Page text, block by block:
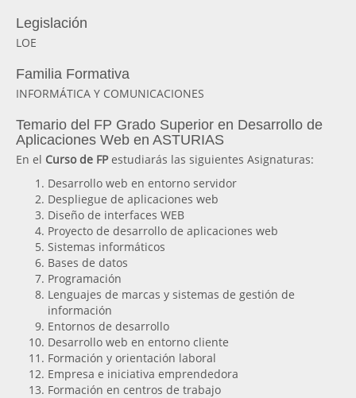
Legislación
LOE
Familia Formativa
INFORMÁTICA Y COMUNICACIONES
Temario del FP Grado Superior en Desarrollo de
Aplicaciones Web en ASTURIAS
En el Curso de FPestudiarás las siguientes Asignaturas:
Desarrollo web en entorno servidor
Despliegue de aplicaciones web
Diseño de interfaces WEB
Proyecto de desarrollo de aplicaciones web
Sistemas informáticos
Bases de datos
Programación
Lenguajes de marcas y sistemas de gestión de
información
Entornos de desarrollo
Desarrollo web en entorno cliente
Formación y orientación laboral
Empresa e iniciativa emprendedora
Formación en centros de trabajo